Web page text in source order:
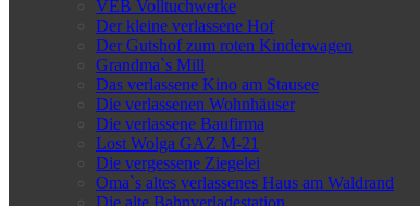
VEB Volltuchwerke
Der kleine verlassene Hof
Der Gutshof zum roten Kinderwagen
Grandma`s Mill
Das verlassene Kino am Stausee
Die verlassenen Wohnhäuser
Die verlassene Baufirma
Lost Wolga GAZ M-21
Die vergessene Ziegelei
Oma`s altes verlassenes Haus am Waldrand
Die alte Bahnverladestation